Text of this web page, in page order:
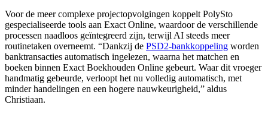
Voor de meer complexe projectopvolgingen koppelt PolySto
gespecialiseerde tools aan Exact Online, waardoor de verschillende
processen naadloos geïntegreerd zijn, terwijl AI steeds meer
routinetaken overneemt. “Dankzij de PSD2-bankkoppeling worden
banktransacties automatisch ingelezen, waarna het matchen en
boeken binnen Exact Boekhouden Online gebeurt. Waar dit vroeger
handmatig gebeurde, verloopt het nu volledig automatisch, met
minder handelingen en een hogere nauwkeurigheid,” aldus
Christiaan.